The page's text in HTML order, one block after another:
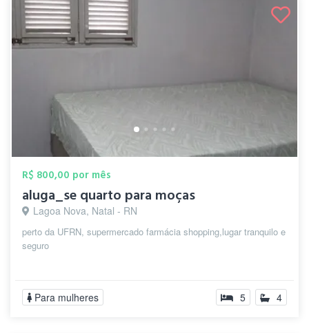
R$ 800,00 por mês
aluga_se quarto para moças
Lagoa Nova, Natal - RN
perto da UFRN, supermercado farmácia shopping,lugar tranquilo e
seguro
Para mulheres 5 4